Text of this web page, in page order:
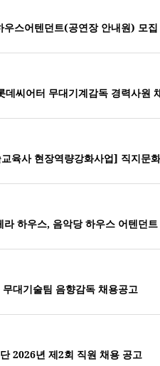
우스어텐던트(공연장 안내원) 모
데씨어터 무대기계감독 경력사원
육사 현장역량강화사업] 직지문
라 하우스, 음악당 하우스 어텐던
대기술팀 음향감독 채용공고
2026년 제2회 직원 채용 공고